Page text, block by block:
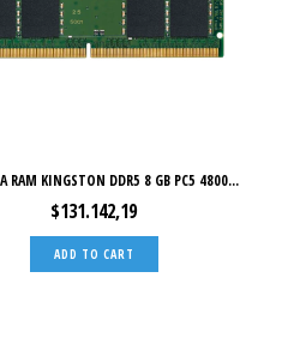
RAM KINGSTON DDR5 8 GB PC5 4800...
$131.142,19